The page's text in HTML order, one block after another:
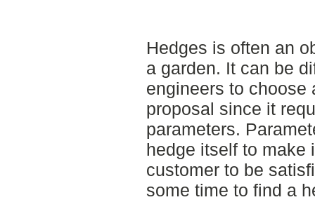
Hedges is often an
a garden. It can be
engineers to choose
proposal since it
parameters.
hedge itself to make
customer to be
some time to find a